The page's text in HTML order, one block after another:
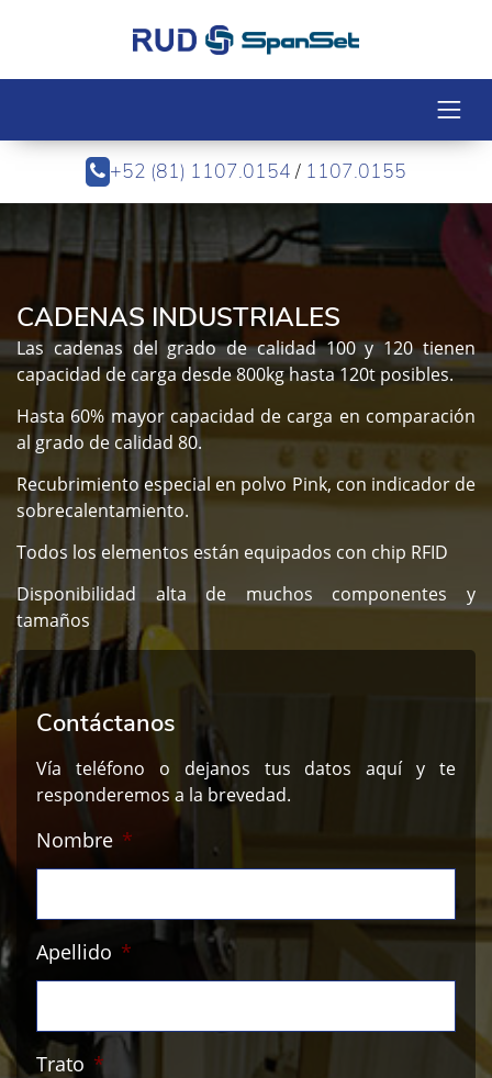
+52 (81) 1107.0154 / 1107.0155
CADENAS INDUSTRIALES
Las cadenas del grado de calidad 100 y 120 tienen
capacidad de carga desde 800kg hasta 120t posibles.
Hasta 60% mayor capacidad de carga en comparación
al grado de calidad 80.
Recubrimiento especial en polvo Pink, con indicador de
sobrecalentamiento.
Todos los elementos están equipados con chip RFID
Disponibilidad alta de muchos componentes y
tamaños
Contáctanos
Vía teléfono o dejanos tus datos aquí y te
responderemos a la brevedad.
Nombre *
Apellido *
Trato *